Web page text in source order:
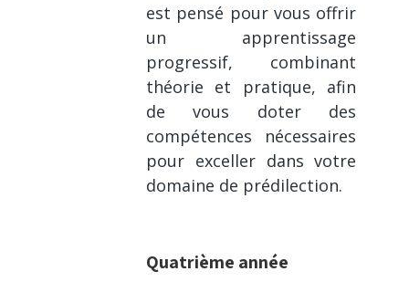
est pensé pour vous offrir
un apprentissage
progressif, combinant
théorie et pratique, afin
de vous doter des
compétences nécessaires
pour exceller dans votre
domaine de prédilection.
Quatrième année